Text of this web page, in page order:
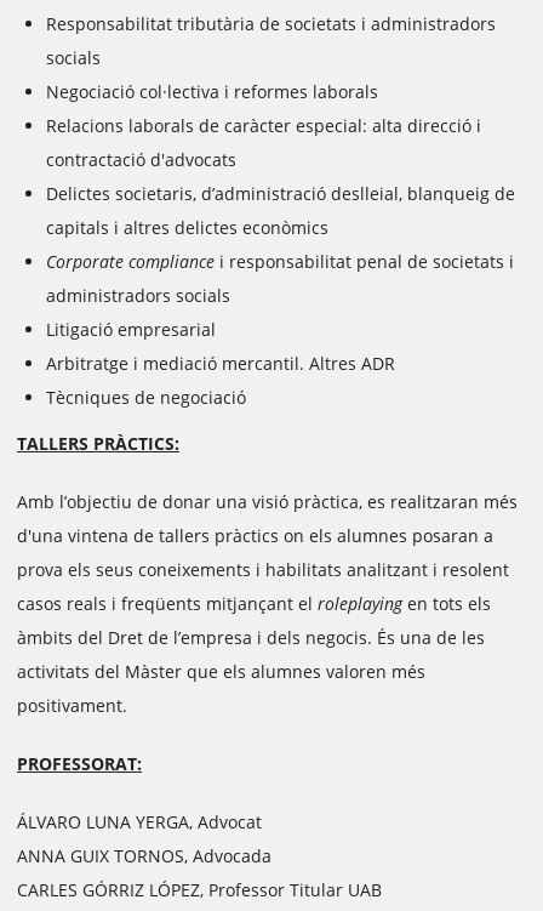
Responsabilitat tributària de societats i administradors
socials
Negociació col·lectiva i reformes laborals
Relacions laborals de caràcter especial: alta direcció i
contractació d'advocats
Delictes societaris, d’administració deslleial, blanqueig de
capitals i altres delictes econòmics
Corporate compliance i responsabilitat penal de societats i
administradors socials
Litigació empresarial
Arbitratge i mediació mercantil. Altres ADR
Tècniques de negociació
TALLERS PRÀCTICS:
Amb l’objectiu de donar una visió pràctica, es realitzaran més
d'una vintena de tallers pràctics on els alumnes posaran a
prova els seus coneixements i habilitats analitzant i resolent
casos reals i freqüents mitjançant el roleplayingen tots els
àmbits del Dret de l’empresa i dels negocis. És una de les
activitats del Màster que els alumnes valoren més
positivament.
PROFESSORAT:
ÁLVARO LUNA YERGA, Advocat
ANNA GUIX TORNOS, Advocada
CARLES GÓRRIZ LÓPEZ, Professor Titular UAB